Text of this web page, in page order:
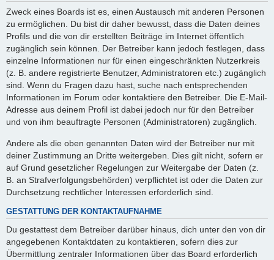
Zweck eines Boards ist es, einen Austausch mit anderen Personen
zu ermöglichen. Du bist dir daher bewusst, dass die Daten deines
Profils und die von dir erstellten Beiträge im Internet öffentlich
zugänglich sein können. Der Betreiber kann jedoch festlegen, dass
einzelne Informationen nur für einen eingeschränkten Nutzerkreis
(z. B. andere registrierte Benutzer, Administratoren etc.) zugänglich
sind. Wenn du Fragen dazu hast, suche nach entsprechenden
Informationen im Forum oder kontaktiere den Betreiber. Die E-Mail-
Adresse aus deinem Profil ist dabei jedoch nur für den Betreiber
und von ihm beauftragte Personen (Administratoren) zugänglich.
Andere als die oben genannten Daten wird der Betreiber nur mit
deiner Zustimmung an Dritte weitergeben. Dies gilt nicht, sofern er
auf Grund gesetzlicher Regelungen zur Weitergabe der Daten (z.
B. an Strafverfolgungsbehörden) verpflichtet ist oder die Daten zur
Durchsetzung rechtlicher Interessen erforderlich sind.
GESTATTUNG DER KONTAKTAUFNAHME
Du gestattest dem Betreiber darüber hinaus, dich unter den von dir
angegebenen Kontaktdaten zu kontaktieren, sofern dies zur
Übermittlung zentraler Informationen über das Board erforderlich